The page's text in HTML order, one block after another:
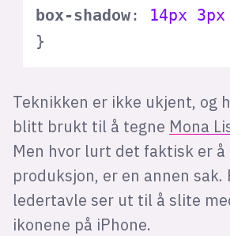
box-shadow: 14px 3px
}
Teknikken er ikke ukjent, og
blitt brukt til å tegne Mona
Men hvor lurt det faktisk er å
produksjon, er en annen sak.
ledertavle ser ut til å slite
ikonene på iPhone.